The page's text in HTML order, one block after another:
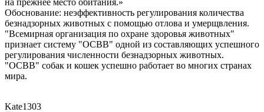
Обоснование: неэффективность регулирования количества
безнадзорных животных с помощью отлова и умерщвления.
"Всемирная организация по охране здоровья животных"
признает систему "ОСВВ" одной из составляющих успешного
регулирования численности безнадзорных животных.
"ОСВВ" собак и кошек успешно работает во многих странах
мира.
Kate1303